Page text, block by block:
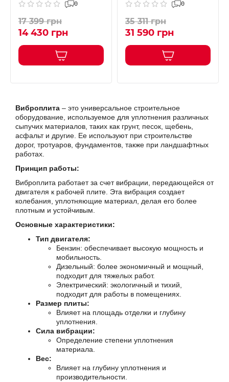
0
17 399 грн
14 430 грн
0
35 311 грн
31 590 грн
Виброплита – это универсальное строительное
оборудование, используемое для уплотнения различных
сыпучих материалов, таких как грунт, песок, щебень,
асфальт и другие. Ее используют при строительстве
дорог, тротуаров, фундаментов, также при ландшафтных
работах.
Принцип работы:
Виброплита работает за счет вибрации, передающейся от
двигателя к рабочей плите. Эта вибрация создает
колебания, уплотняющие материал, делая его более
плотным и устойчивым.
Основные характеристики:
Тип двигателя:
Бензин: обеспечивает высокую мощность и
мобильность.
Дизельный: более экономичный и мощный,
подходит для тяжелых работ.
Электрический: экологичный и тихий,
подходит для работы в помещениях.
Размер плиты:
Влияет на площадь отделки и глубину
уплотнения.
Сила вибрации:
Определение степени уплотнения
материала.
Вес:
Влияет на глубину уплотнения и
производительности.